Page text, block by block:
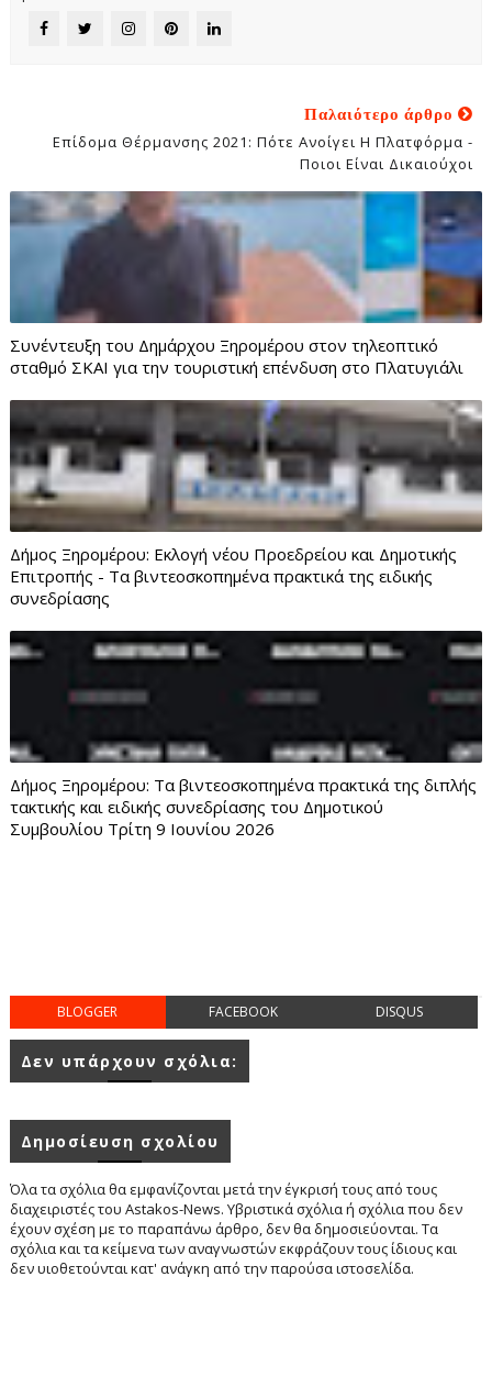
Παλαιότερο άρθρο
Επίδομα Θέρμανσης 2021: Πότε Ανοίγει Η Πλατφόρμα -
Ποιοι Είναι Δικαιούχοι
Συνέντευξη του Δημάρχου Ξηρομέρου στον τηλεοπτικό
σταθμό ΣΚΑΙ για την τουριστική επένδυση στο Πλατυγιάλι
Δήμος Ξηρομέρου: Εκλογή νέου Προεδρείου και Δημοτικής
Επιτροπής - Τα βιντεοσκοπημένα πρακτικά της ειδικής
συνεδρίασης
Δήμος Ξηρομέρου: Τα βιντεοσκοπημένα πρακτικά της διπλής
τακτικής και ειδικής συνεδρίασης του Δημοτικού
Συμβουλίου Τρίτη 9 Ιουνίου 2026
BLOGGER FACEBOOK DISQUS
Δεν υπάρχουν σχόλια:
Δημοσίευση σχολίου
Όλα τα σχόλια θα εμφανίζονται μετά την έγκρισή τους από τους
διαχειριστές του Astakos-News. Υβριστικά σχόλια ή σχόλια που δεν
έχουν σχέση με το παραπάνω άρθρο, δεν θα δημοσιεύονται. Τα
σχόλια και τα κείμενα των αναγνωστών εκφράζουν τους ίδιους και
δεν υιοθετούνται κατ' ανάγκη από την παρούσα ιστοσελίδα.